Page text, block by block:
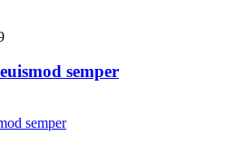
semper